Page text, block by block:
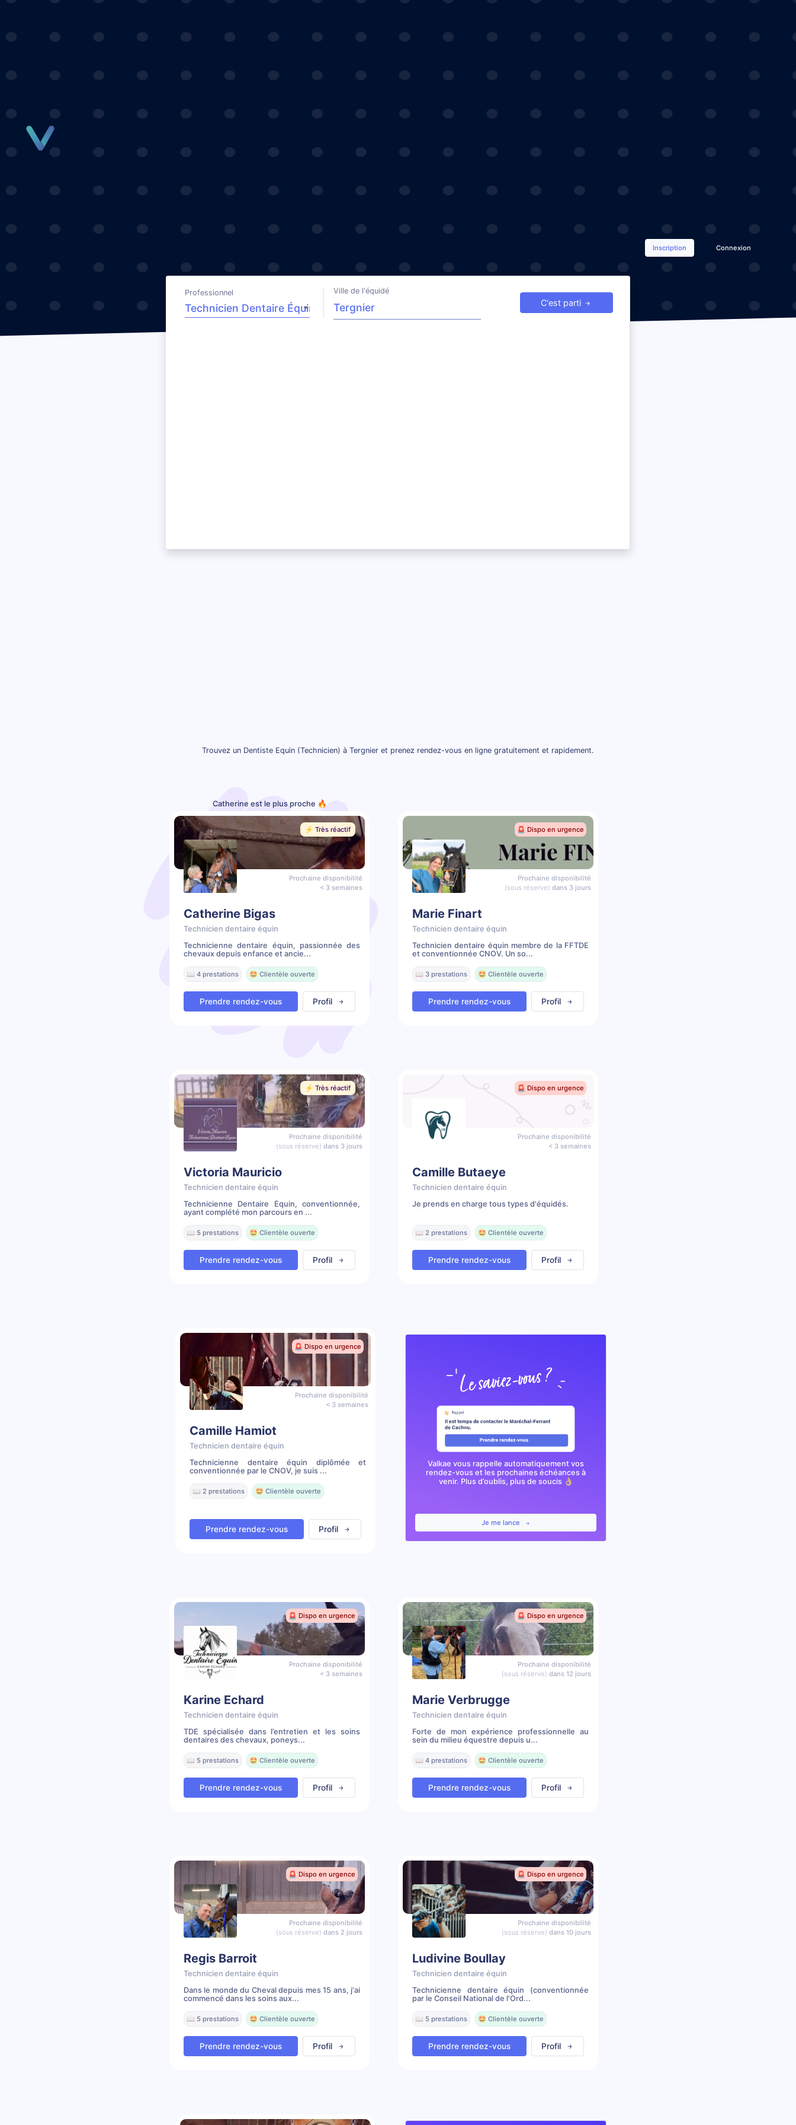
Inscription Connexion
Professionnel Ville de l'équidé
C'est parti
Trouvez un Dentiste Equin (Technicien) à Tergnier et prenez rendez-vous en ligne gratuitement et rapidement.
Catherine est le plus proche 🔥
⚡️ Très réactif
Prochaine disponibilité
< 3 semaines
Catherine Bigas
Technicien dentaire équin
Technicienne dentaire équin, passionnée des
chevaux depuis enfance et ancie...
📖 4 prestations 🤩 Clientèle ouverte
Prendre rendez-vous Profil
🚨 Dispo en urgence
Prochaine disponibilité
(sous réserve) dans 3 jours
Marie Finart
Technicien dentaire équin
Technicien dentaire équin membre de la FFTDE
et conventionnée CNOV. Un so...
📖 3 prestations 🤩 Clientèle ouverte
Prendre rendez-vous Profil
⚡️ Très réactif
Prochaine disponibilité
(sous réserve) dans 3 jours
Victoria Mauricio
Technicien dentaire équin
Technicienne Dentaire Équin, conventionnée,
ayant complété mon parcours en ...
📖 5 prestations 🤩 Clientèle ouverte
Prendre rendez-vous Profil
🚨 Dispo en urgence
Prochaine disponibilité
< 3 semaines
Camille Butaeye
Technicien dentaire équin
Je prends en charge tous types d'équidés.
📖 2 prestations 🤩 Clientèle ouverte
Prendre rendez-vous Profil
🚨 Dispo en urgence
Prochaine disponibilité
< 3 semaines
Camille Hamiot
Technicien dentaire équin
Technicienne dentaire équin diplômée et
conventionnée par le CNOV, je suis ...
📖 2 prestations 🤩 Clientèle ouverte
Prendre rendez-vous Profil
Valkae vous rappelle automatiquement vos
rendez-vous et les prochaines échéances à
venir. Plus d’oublis, plus de soucis 👌🏼
Je me lance
🚨 Dispo en urgence
Prochaine disponibilité
< 3 semaines
Karine Echard
Technicien dentaire équin
TDE spécialisée dans l’entretien et les soins
dentaires des chevaux, poneys...
📖 5 prestations 🤩 Clientèle ouverte
Prendre rendez-vous Profil
🚨 Dispo en urgence
Prochaine disponibilité
(sous réserve) dans 12 jours
Marie Verbrugge
Technicien dentaire équin
Forte de mon expérience professionnelle au
sein du milieu équestre depuis u...
📖 4 prestations 🤩 Clientèle ouverte
Prendre rendez-vous Profil
🚨 Dispo en urgence
Prochaine disponibilité
(sous réserve) dans 2 jours
Regis Barroit
Technicien dentaire équin
Dans le monde du Cheval depuis mes 15 ans, j'ai
commencé dans les soins aux...
📖 5 prestations 🤩 Clientèle ouverte
Prendre rendez-vous Profil
🚨 Dispo en urgence
Prochaine disponibilité
(sous réserve) dans 10 jours
Ludivine Boullay
Technicien dentaire équin
Technicienne dentaire équin (conventionnée
par le Conseil National de l'Ord...
📖 5 prestations 🤩 Clientèle ouverte
Prendre rendez-vous Profil